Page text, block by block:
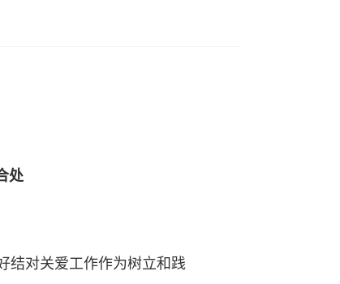
处
对关爱工作作为树立和践